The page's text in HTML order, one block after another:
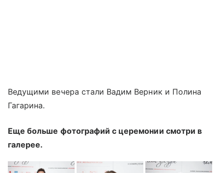
Ведущими вечера стали Вадим Верник и Полина
Гагарина.
Еще больше фотографий с церемонии смотри в
галерее.